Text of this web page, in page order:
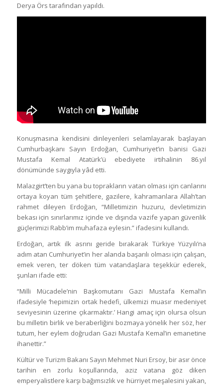
Derya Örs tarafından yapıldı.
Konuşmasına kendisini dinleyenleri selamlayarak başlayan
Cumhurbaşkanı Sayın Erdoğan, Cumhuriyet’in banisi Gazi
Mustafa Kemal Atatürk’ü ebediyete irtihalinin 86.yıl
dönümünde saygıyla yâd etti.
Malazgirt’ten bu yana bu toprakların vatan olması için canlarını
ortaya koyan tüm şehitlere, gazilere, kahramanlara Allah’tan
rahmet dileyen Erdoğan, “Milletimizin huzuru, devletimizin
bekası için sınırlarımız içinde ve dışında vazife yapan güvenlik
güçlerimizi Rabb’im muhafaza eylesin.” ifadesini kullandı.
Erdoğan, artık ilk asrını geride bırakarak Türkiye Yüzyılı’na
adım atan Cumhuriyet’in her alanda başarılı olması için çalışan,
emek veren, ter döken tüm vatandaşlara teşekkür ederek,
şunları ifade etti:
“Milli Mücadele’nin Başkomutanı Gazi Mustafa Kemal’in
ifadesiyle ‘hepimizin ortak hedefi, ülkemizi muasır medeniyet
seviyesinin üzerine çıkarmaktır.’ Hangi amaç için olursa olsun
bu milletin birlik ve beraberliğini bozmaya yönelik her söz, her
tutum, her eylem doğrudan Gazi Mustafa Kemal’in emanetine
ihanettir.”
Kültür ve Turizm Bakanı Sayın Mehmet Nuri Ersoy, bir asır önce
tarihin en zorlu koşullarında, aziz vatana göz diken
emperyalistlere karşı bağımsızlık ve hürriyet meşalesini yakan,